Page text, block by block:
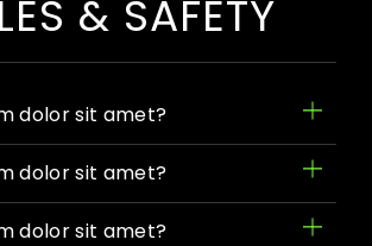
& SAFETY
dolor sit amet?
dolor sit amet?
dolor sit amet?